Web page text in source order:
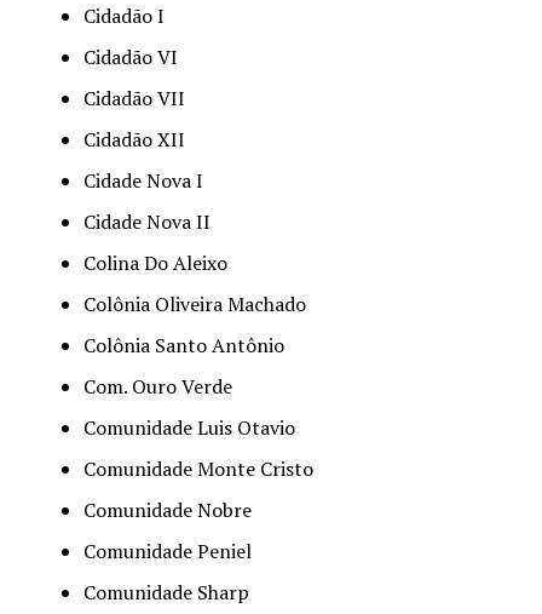
Cidadão I
Cidadão VI
Cidadão VII
Cidadão XII
Cidade Nova I
Cidade Nova II
Colina Do Aleixo
Colônia Oliveira Machado
Colônia Santo Antônio
Com. Ouro Verde
Comunidade Luis Otavio
Comunidade Monte Cristo
Comunidade Nobre
Comunidade Peniel
Comunidade Sharp